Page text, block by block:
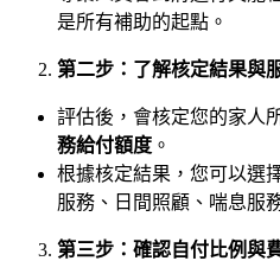
是所有補助的起點。
第二步：了解核定結果與
評估後，會核定您的家人
務給付額度 。
根據核定結果，您可以選
服務、日間照顧、喘息服
第三步：確認自付比例與